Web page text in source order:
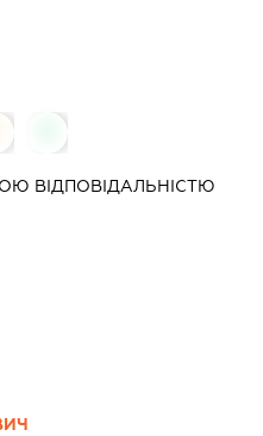
ВІДПОВІДАЛЬНІСТЮ